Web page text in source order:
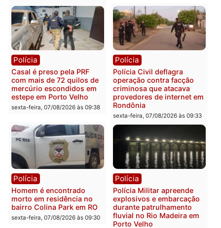
Você também vai querer ler...
Polícia
2 MILHÕES – Unnesa
apresenta documentos
transparência e legalidade
na operação alvo da PF
sexta-feira, 07/08/2026 às 12:24
Polícia
Polícia Federal apreende
400 quilos de drogas e
prende motorista em RO
Polícia Polícia